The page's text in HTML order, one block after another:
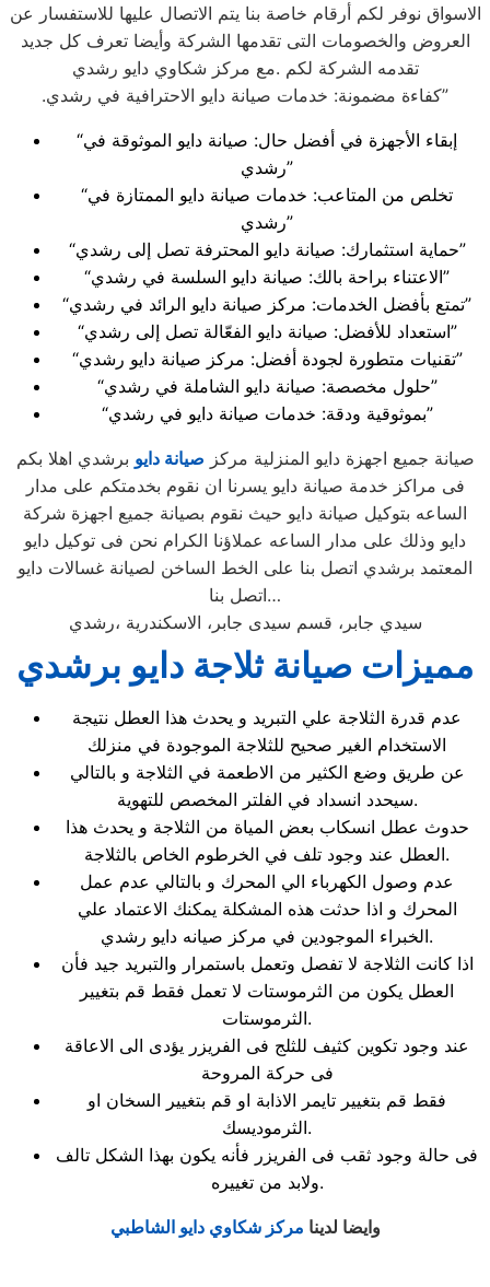
الاسواق نوفر لكم أرقام خاصة بنا يتم الاتصال عليها للاستفسار عن
العروض والخصومات التى تقدمها الشركة وأيضا تعرف كل جديد
تقدمه الشركة لكم .مع مركز شكاوي دايو رشدي
.كفاءة مضمونة: خدمات صيانة دايو الاحترافية في رشدي”
“إبقاء الأجهزة في أفضل حال: صيانة دايو الموثوقة في
رشدي”
“تخلص من المتاعب: خدمات صيانة دايو الممتازة في
رشدي”
“حماية استثمارك: صيانة دايو المحترفة تصل إلى رشدي”
“الاعتناء براحة بالك: صيانة دايو السلسة في رشدي”
“تمتع بأفضل الخدمات: مركز صيانة دايو الرائد في رشدي”
“استعداد للأفضل: صيانة دايو الفعّالة تصل إلى رشدي”
“تقنيات متطورة لجودة أفضل: مركز صيانة دايو رشدي”
“حلول مخصصة: صيانة دايو الشاملة في رشدي”
“بموثوقية ودقة: خدمات صيانة دايو في رشدي”
صيانة جميع اجهزة دايو المنزلية مركز صيانة دايو برشدي اهلا بكم
فى مراكز خدمة صيانة دايو يسرنا ان نقوم بخدمتكم على مدار
الساعه بتوكيل صيانة دايو حيث نقوم بصيانة جميع اجهزة شركة
دايو وذلك على مدار الساعه عملاؤنا الكرام نحن فى توكيل دايو
المعتمد برشدي اتصل بنا على الخط الساخن لصيانة غسالات دايو
اتصل بنا…
رشدي‎، سيدي جابر، قسم سيدى جابر، الاسكندرية
مميزات صيانة ثلاجة دايو برشدي
عدم قدرة الثلاجة علي التبريد و يحدث هذا العطل نتيجة
الاستخدام الغير صحيح للثلاجة الموجودة في منزلك
عن طريق وضع الكثير من الاطعمة في الثلاجة و بالتالي
سيحدد انسداد في الفلتر المخصص للتهوية.
حدوث عطل انسكاب بعض المياة من الثلاجة و يحدث هذا
العطل عند وجود تلف في الخرطوم الخاص بالثلاجة.
عدم وصول الكهرباء الي المحرك و بالتالي عدم عمل
المحرك و اذا حدثت هذه المشكلة يمكنك الاعتماد علي
الخبراء الموجودين في مركز صيانه دايو رشدي.
اذا كانت الثلاجة لا تفصل وتعمل باستمرار والتبريد جيد فأن
العطل يكون من الثرموستات لا تعمل فقط قم بتغيير
الثرموستات.
عند وجود تكوين كثيف للثلج فى الفريزر يؤدى الى الاعاقة
فى حركة المروحة
فقط قم بتغيير تايمر الاذابة او قم بتغيير السخان او
الثرموديسك.
فى حالة وجود ثقب فى الفريزر فأنه يكون بهذا الشكل تالف
ولابد من تغييره.
وايضا لدينا مركز شكاوي دايو الشاطبي